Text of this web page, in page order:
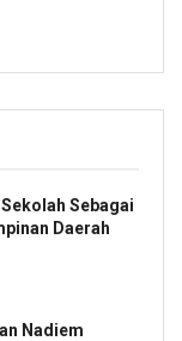
Sebagai
Daerah
Nadiem